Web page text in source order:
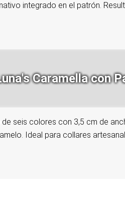
integrado en el patrón.
Caramella con
de seis colores con 3,5 cm de
Ideal para collares